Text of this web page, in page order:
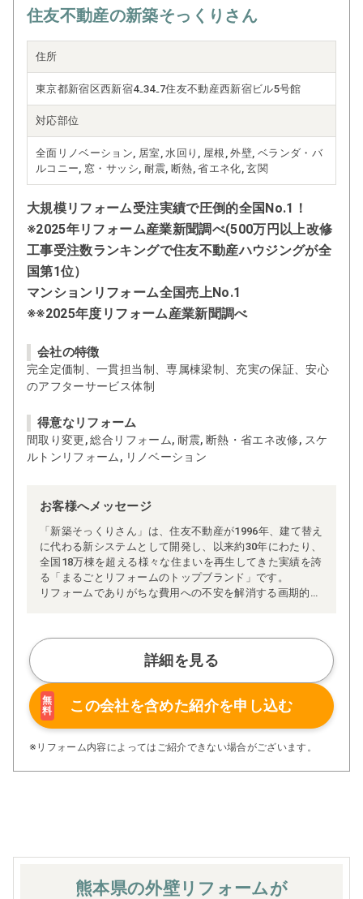
住友不動産の新築そっくりさん
住所
東京都新宿区西新宿4₋34₋7住友不動産西新宿ビル5号館
対応部位
全面リノベーション, 居室, 水回り, 屋根, 外壁, ベランダ・バ
ルコニー, 窓・サッシ, 耐震, 断熱, 省エネ化, 玄関
大規模リフォーム受注実績で圧倒的全国No.1！
※2025年リフォーム産業新聞調べ(500万円以上改修
工事受注数ランキングで住友不動産ハウジングが全
国第1位）
マンションリフォーム全国売上No.1
※※2025年度リフォーム産業新聞調べ
会社の特徴
完全定価制、一貫担当制、専属棟梁制、充実の保証、安心
のアフターサービス体制
得意なリフォーム
間取り変更, 総合リフォーム, 耐震, 断熱・省エネ改修, スケ
ルトンリフォーム, リノベーション
お客様へメッセージ
「新築そっくりさん」は、住友不動産が1996年、建て替え
に代わる新システムとして開発し、以来約30年にわたり、
全国18万棟を超える様々な住まいを再生してきた実績を誇
る「まるごとリフォームのトップブランド」です。
リフォームでありがちな費用への不安を解消する画期的な
ム」、経験豊かなセールスエンジニアによる「一貫担当
制」などが高い信頼を得ています。
また、大規模リフォームに習熟した施工管理者が現場を統
括する「専属棟梁制」、豊富な実績に裏付けられた充実の
施工マニュアルや検査体制により高い施工品質を実現。
さらに、住友不動産のリフォームならではの充実の保証、
アフターサービス体制で工事後も安心です。
ぜひ、あなたの大切なお住まいの再生を私たちにお任せく
詳細を見る
無
料
この会社を含めた紹介を申し込む
※リフォーム内容によってはご紹介できない場合がございます。
熊本県の外壁 リフォームが